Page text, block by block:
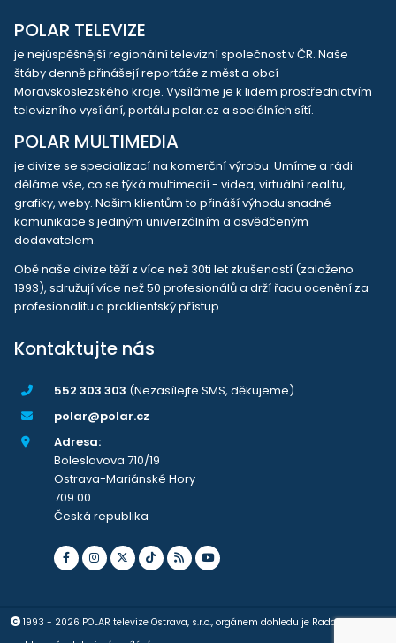
POLAR TELEVIZE
je nejúspěšnější regionální televizní společnost v ČR. Naše
štáby denně přinášejí reportáže z měst a obcí
Moravskoslezského kraje. Vysíláme je k lidem prostřednictvím
televizního vysílání, portálu polar.cz a sociálních sítí.
POLAR MULTIMEDIA
je divize se specializací na komerční výrobu. Umíme a rádi
děláme vše, co se týká multimedií - videa, virtuální realitu,
grafiky, weby. Našim klientům to přináší výhodu snadné
komunikace s jediným univerzálním a osvědčeným
dodavatelem.
Obě naše divize těží z více než 30ti let zkušeností (založeno
1993), sdružují více než 50 profesionálů a drží řadu ocenění za
profesionalitu a proklientský přístup.
Kontaktujte nás
552 303 303 (Nezasílejte SMS, děkujeme)
polar@polar.cz
Adresa:
Boleslavova 710/19
Ostrava-Mariánské Hory
709 00
Česká republika
1993 - 2026 POLAR televize Ostrava, s.r.o., orgánem dohledu je Rada pro